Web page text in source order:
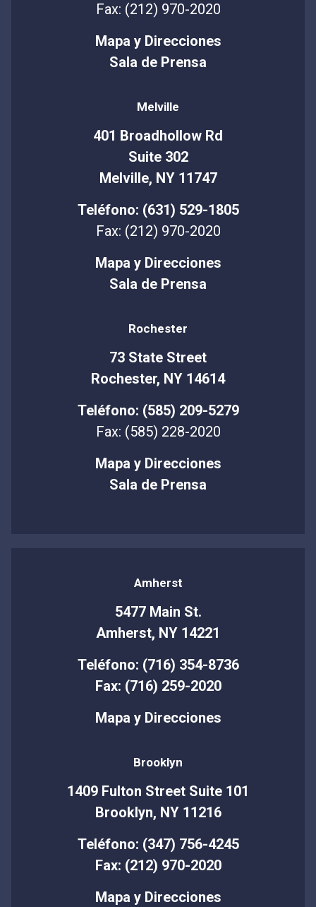
Fax: (212) 970-2020
Mapa y Direcciones
Sala de Prensa
Melville
401 Broadhollow Rd
Suite 302
Melville, NY 11747
Teléfono: (631) 529-1805
Fax: (212) 970-2020
Mapa y Direcciones
Sala de Prensa
Rochester
73 State Street
Rochester, NY 14614
Teléfono: (585) 209-5279
Fax: (585) 228-2020
Mapa y Direcciones
Sala de Prensa
Amherst
5477 Main St.
Amherst, NY 14221
Teléfono: (716) 354-8736
Fax: (716) 259-2020
Mapa y Direcciones
Brooklyn
1409 Fulton Street Suite 101
Brooklyn, NY 11216
Teléfono: (347) 756-4245
Fax: (212) 970-2020
Mapa y Direcciones